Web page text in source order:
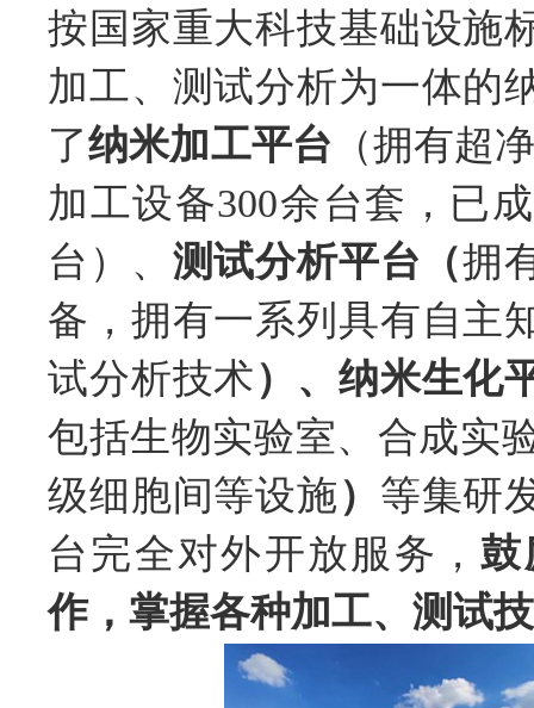
按国家重大科技基础设施
加工、测试分析为一体的
了纳米加工平台 （拥有超
加工设备300余台套，已
台）、 测试分析平台（拥
备，拥有一系列具有自主
试分析技术）、纳米生化
包括生物实验室、合成实
级细胞间等设施） 等集研
台完全对外开放服务，鼓
作，掌握各种加工、测试